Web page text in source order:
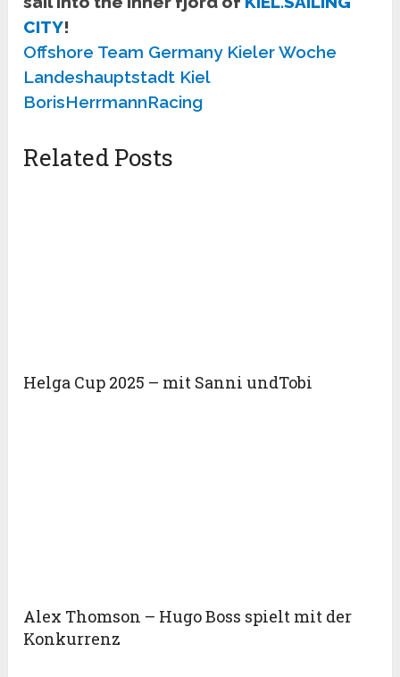
CITY!
Offshore Team Germany Kieler Woche
Landeshauptstadt Kiel
BorisHerrmannRacing
Related Posts
Helga Cup 2025 – mit Sanni undTobi
Alex Thomson – Hugo Boss spielt mit der
Konkurrenz